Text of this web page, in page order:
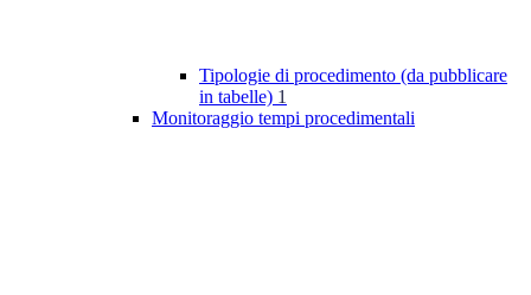
Tipologie di procedimento (da pubblicare
in tabelle) 1
Monitoraggio tempi procedimentali